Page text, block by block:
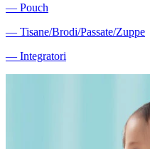
― Pouch
― Tisane/Brodi/Passate/Zuppe
― Integratori